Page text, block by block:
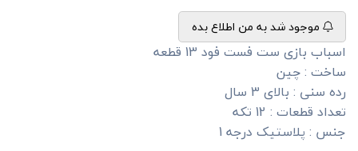
موجود شد به من اطلاع بده
اسباب بازی ست فست فود 13 قطعه
ساخت : چین
رده سنی : بالای 3 سال
تعداد قطعات : 12 تکه
جنس : پلاستیک درجه 1